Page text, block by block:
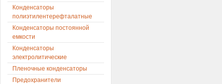
Конденсаторы
полиэтилентерефталатные
Конденсаторы постоянной
емкости
Конденсаторы
электролитические
Пленочные конденсаторы
Предохранители